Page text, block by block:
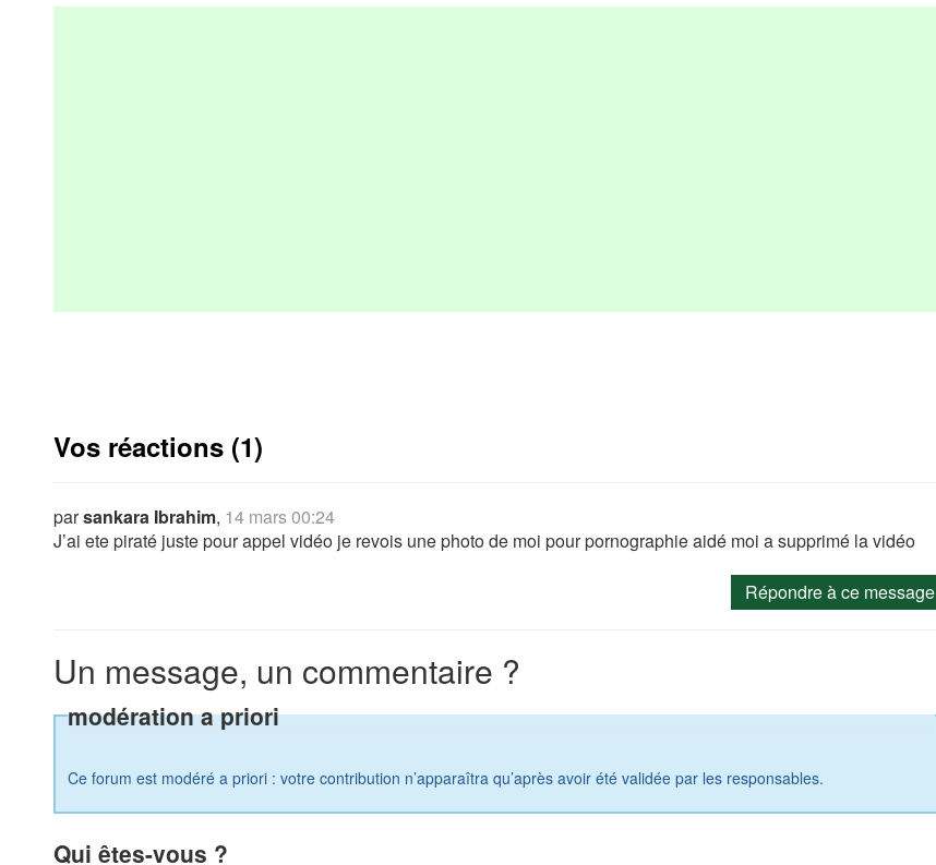
Vos réactions (1)
parsankara Ibrahim, 14 mars 00:24
J’ai ete piraté juste pour appel vidéo je revois une photo de moi pour pornographie aidé moi a supprimé la vidéo
Répondre à ce message
Un message, un commentaire ?
modération a priori
Ce forum est modéré a priori : votre contribution n’apparaîtra qu’après avoir été validée par les responsables.
Qui êtes-vous ?